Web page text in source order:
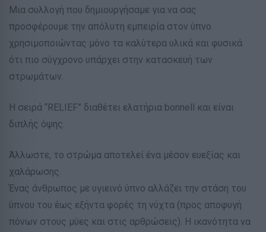
Μια συλλογή που δημιουργήσαμε για να σας
προσφέρουμε την απόλυτη εμπειρία στον ύπνο
χρησιμοποιώντας μόνο τα καλύτερα υλικά και φυσικά
ότι πιο σύγχρονο υπάρχει στην κατασκευή των
στρωμάτων.
Η σειρά “RELIEF” διαθέτει ελατήρια bonnell και είναι
διπλής όψης.
Άλλωστε, το στρώμα αποτελεί ένα μέσον ευεξίας και
χαλάρωσης.
Ένας άνθρωπος με υγιεινό ύπνο αλλάζει την στάση του
ύπνου του έως εξήντα φορές τη νύχτα (προς αποφυγή
πόνων στους μύες και στις αρθρώσεις). Η ικανότητα να